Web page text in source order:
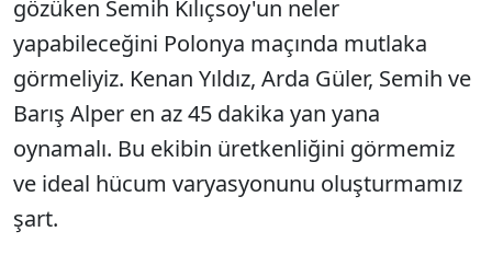
gözüken Semih Kılıçsoy'un neler
yapabileceğini Polonya maçında mutlaka
görmeliyiz. Kenan Yıldız, Arda Güler, Semih ve
Barış Alper en az 45 dakika yan yana
oynamalı. Bu ekibin üretkenliğini görmemiz
ve ideal hücum varyasyonunu oluşturmamız
şart.